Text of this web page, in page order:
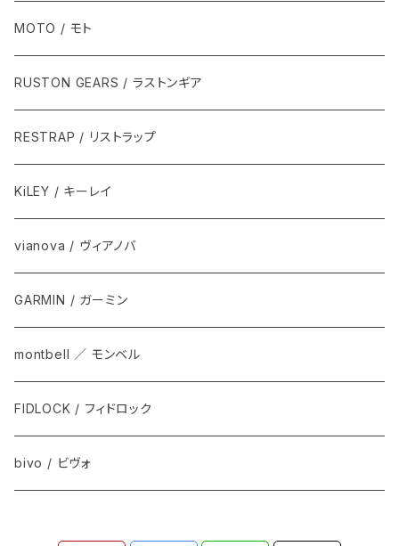
MOTO / モト
RUSTON GEARS / ラストンギア
RESTRAP / リストラップ
KiLEY / キーレイ
vianova / ヴィアノバ
GARMIN / ガーミン
montbell ／ モンベル
FIDLOCK / フィドロック
bivo / ビヴォ